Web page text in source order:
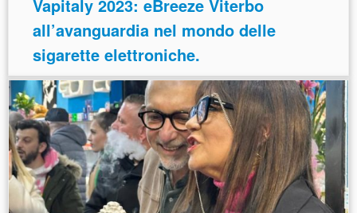
Vapitaly 2023: eBreeze Viterbo
all’avanguardia nel mondo delle
sigarette elettroniche.